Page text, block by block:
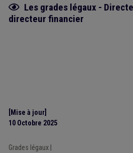
Fiche focus
Les grades légaux -
directeur financier
[Mise à jour]
10 Octobre 2025
Grades légaux|